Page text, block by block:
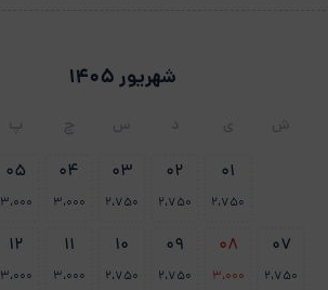
شهریور 1405
ش ی د س چ پ
01
2،750
02
2،750
03
2،750
04
3،000
05
3،000
07
2،750
08
3،000
09
2،750
10
2،750
11
3،000
12
3،000